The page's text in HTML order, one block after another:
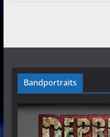
Bandportraits